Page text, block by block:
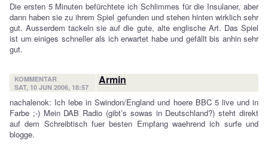
Die ersten 5 Minuten befürchtete ich Schlimmes für die Insulaner, aber
dann haben sie zu ihrem Spiel gefunden und stehen hinten wirklich sehr
gut. Ausserdem tackeln sie auf die gute, alte englische Art. Das Spiel
ist um einiges schneller als ich erwartet habe und gefällt bis anhin sehr
gut.
KOMMENTAR
SAT, 10 JUN 2006, 18:57
Armin
nachalenok: Ich lebe in Swindon/England und hoere BBC 5 live und in
Farbe ;-) Mein DAB Radio (gibt’s sowas in Deutschland?) steht direkt
auf dem Schreibtisch fuer besten Empfang waehrend ich surfe und
blogge.